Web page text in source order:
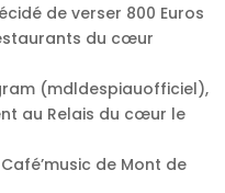
de verser 800 Euros
du cœur
(mdldespiauofficiel),
au Relais du cœur le
de Mont de